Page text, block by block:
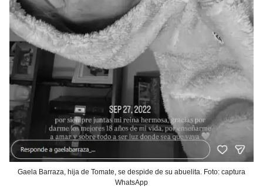
Gaela Barraza, hija de Tomate, se despide de su abuelita. Foto: captura
WhatsApp